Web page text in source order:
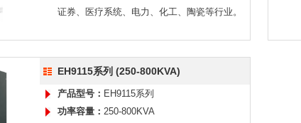
证券、医疗系统、电力、化工、陶瓷等行业。
EH9115系列 (250-800KVA)
产品型号： EH9115系列
功率容量：250-800KVA